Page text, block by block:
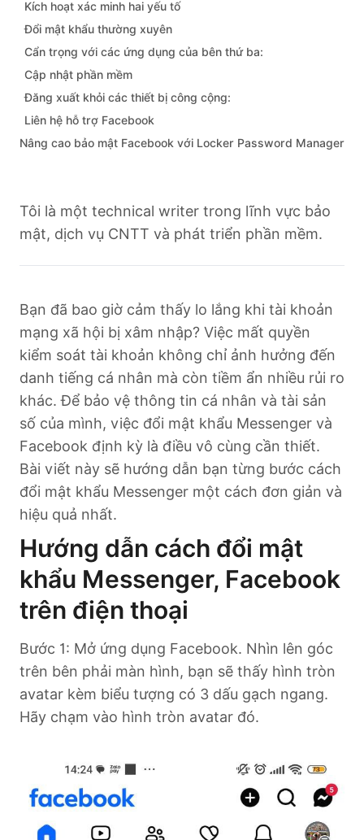
Kích hoạt xác minh hai yếu tố
Đổi mật khẩu thường xuyên
Cẩn trọng với các ứng dụng của bên thứ ba:
Cập nhật phần mềm
Đăng xuất khỏi các thiết bị công cộng:
Liên hệ hỗ trợ Facebook
Nâng cao bảo mật Facebook với Locker Password Manager
Tôi là một technical writer trong lĩnh vực bảo
mật, dịch vụ CNTT và phát triển phần mềm.
Bạn đã bao giờ cảm thấy lo lắng khi tài khoản
mạng xã hội bị xâm nhập? Việc mất quyền
kiểm soát tài khoản không chỉ ảnh hưởng đến
danh tiếng cá nhân mà còn tiềm ẩn nhiều rủi ro
khác. Để bảo vệ thông tin cá nhân và tài sản
số của mình, việc đổi mật khẩu Messenger và
Facebook định kỳ là điều vô cùng cần thiết.
Bài viết này sẽ hướng dẫn bạn từng bước cách
đổi mật khẩu Messenger một cách đơn giản và
hiệu quả nhất.
Hướng dẫn cách đổi mật
khẩu Messenger, Facebook
trên điện thoại
Bước 1: Mở ứng dụng Facebook. Nhìn lên góc
trên bên phải màn hình, bạn sẽ thấy hình tròn
avatar kèm biểu tượng có 3 dấu gạch ngang.
Hãy chạm vào hình tròn avatar đó.